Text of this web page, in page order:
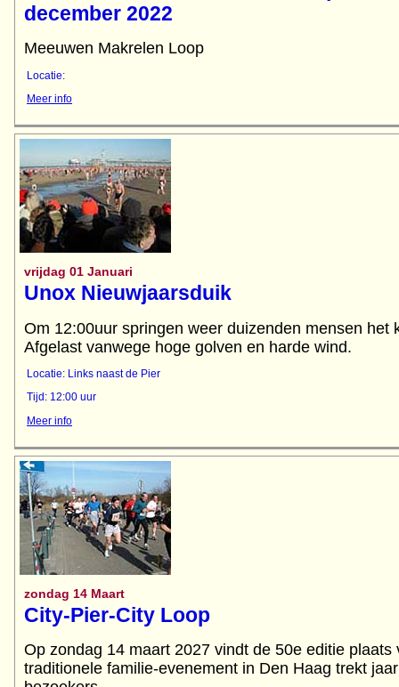
december 2022
Meeuwen Makrelen Loop
Locatie:
Meer info
vrijdag 01 Januari
Unox Nieuwjaarsduik
Om 12:00uur springen weer duizenden mensen het
Afgelast vanwege hoge golven en harde wind.
Locatie: Links naast de Pier
Tijd: 12:00 uur
Meer info
zondag 14 Maart
City-Pier-City Loop
Op zondag 14 maart 2027 vindt de 50e editie
traditionele familie-evenement in Den Haag trekt